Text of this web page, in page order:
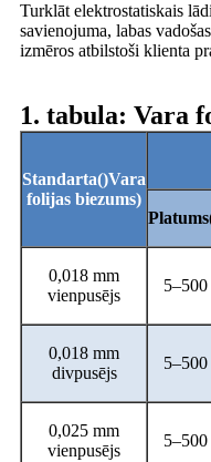
Turklāt elektrostatiskais
savienojuma, labas
izmēros atbilstoši klienta
1. tabula: Vara
Standarta()Vara
folijas biezums)
Platums
0,018 mm
vienpusējs
0,018 mm
divpusējs
0,025 mm
vienpusējs